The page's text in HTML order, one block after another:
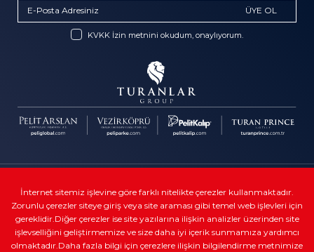
ÜYE OL
KVKK İzin metnini okudum, onaylıyorum.
Telif Hakkı © Turanlar Group
Kullanıcı sözleşmeleri
Veri gizliliği
Yasal
İnternet sitemiz işlevine göre farklı nitelikte çerezler kullanmaktadır.
Zorunlu çerezler siteye giriş veya site araması gibi temel web işlevleri için
gereklidir.Diğer çerezler ise site yazılarına ilişkin analizler üzerinden site
işlevselliğini geliştirmemize ve size daha iyi içerik sunmamıza yardımcı
olmaktadır.Daha fazla bilgi için çerezlere ilişkin bilgilendirme metnimize